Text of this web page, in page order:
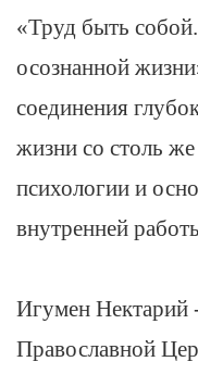
«Труд быть
осознанной
соединения
жизни со столь
психологии и
внутренней
Игумен Нектарий
Православной